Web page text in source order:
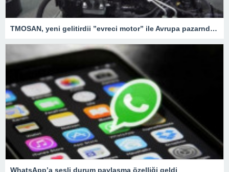
TMOSAN, yeni gelitirdii ”evreci motor” ile Avrupa pazarnda hzla bymeyi hedefliyor
WhatsApp’a sesli durum paylaşma özelliği geldi